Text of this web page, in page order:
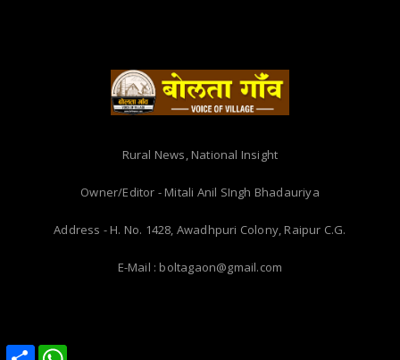
Share
Share
Rural News, National Insight
Owner/Editor - Mitali Anil SIngh Bhadauriya
Address - H. No. 1428, Awadhpuri Colony, Raipur C.G.
E-Mail : boltagaon@gmail.com